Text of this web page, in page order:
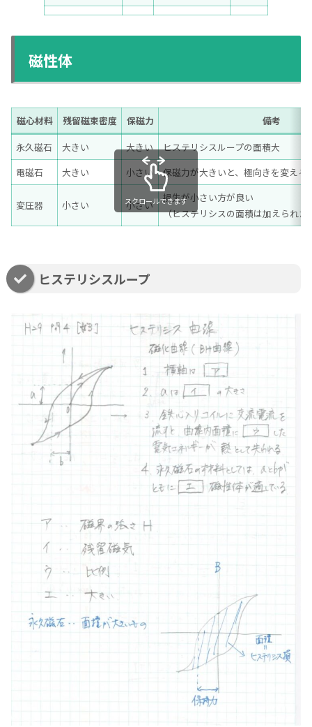
磁性体
磁心材料 残留磁束密度 保磁力
備考
永久磁石
大きい 大きい
ヒステリシスループの面積大
電磁石
大きい 小さい 保磁力が大きいと、極向きを変える
変圧器 小さい 小さい
損失が小さい方が良い
（ヒステリシスの面積は加えられた
スクロールできます
ヒステリシスループ